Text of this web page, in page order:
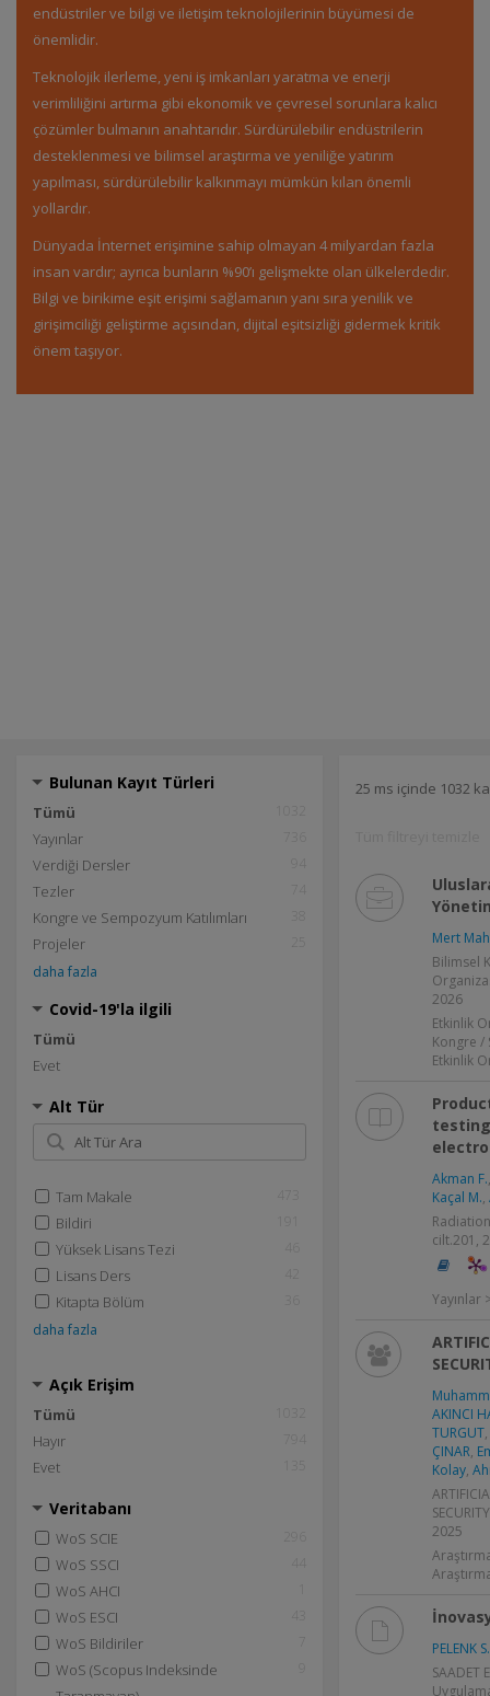
endüstriler ve bilgi ve iletişim teknolojilerinin büyümesi de
önemlidir.
Teknolojik ilerleme, yeni iş imkanları yaratma ve enerji
verimliliğini artırma gibi ekonomik ve çevresel sorunlara kalıcı
çözümler bulmanın anahtarıdır. Sürdürülebilir endüstrilerin
desteklenmesi ve bilimsel araştırma ve yeniliğe yatırım
yapılması, sürdürülebilir kalkınmayı mümkün kılan önemli
yollardır.
Dünyada İnternet erişimine sahip olmayan 4 milyardan fazla
insan vardır; ayrıca bunların %90’ı gelişmekte olan ülkelerdedir.
Bilgi ve birikime eşit erişimi sağlamanın yanı sıra yenilik ve
girişimciliği geliştirme açısından, dijital eşitsizliği gidermek kritik
önem taşıyor.
Bulunan Kayıt Türleri
Tümü
Yayınlar
Verdiği Dersler
Tezler
Kongre ve Sempozyum Katılımları
Projeler
daha fazla
Covid-19'la ilgili
Tümü
Evet
Alt Tür
Tam Makale
Bildiri
Yüksek Lisans Tezi
Lisans Ders
Kitapta Bölüm
daha fazla
Açık Erişim
Tümü
Hayır
Evet
Veritabanı
WoS SCIE
WoS SSCI
WoS AHCI
WoS ESCI
WoS Bildiriler
WoS (Scopus Indeksinde
25 ms içinde 1032
Mert
Bilimsel
2026
Etkinlik
Kongre /
Etkinlik
Akman F.
Kaçal M.,
cilt.201,
Yayınlar
AKINCI
TURGUT,
ÇINAR,
Kolay,
2025
PELENK
SAADET